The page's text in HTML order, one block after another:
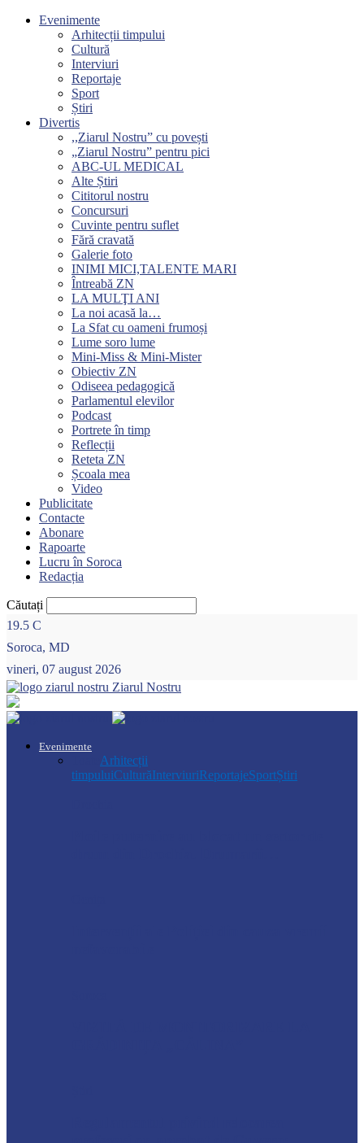
Evenimente
Arhitecții timpului
Cultură
Interviuri
Reportaje
Sport
Știri
Divertis
,,Ziarul Nostru” cu povești
„Ziarul Nostru” pentru pici
ABC-UL MEDICAL
Alte Știri
Cititorul nostru
Concursuri
Cuvinte pentru suflet
Fără cravată
Galerie foto
INIMI MICI,TALENTE MARI
Întreabă ZN
LA MULŢI ANI
La noi acasă la…
La Sfat cu oameni frumoși
Lume soro lume
Mini-Miss & Mini-Mister
Obiectiv ZN
Odiseea pedagogică
Parlamentul elevilor
Podcast
Portrete în timp
Reflecții
Reteta ZN
Școala mea
Video
Publicitate
Contacte
Abonare
Rapoarte
Lucru în Soroca
Redacția
Căutați
19.5 C
Soroca, MD
vineri, 07 august 2026
Ziarul Nostru
Evenimente
Arhitecții
timpuluiCulturăInterviuriReportajeSportȘtiri